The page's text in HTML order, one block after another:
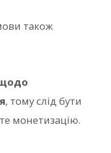
також
, тому слід бути
монетизацію.